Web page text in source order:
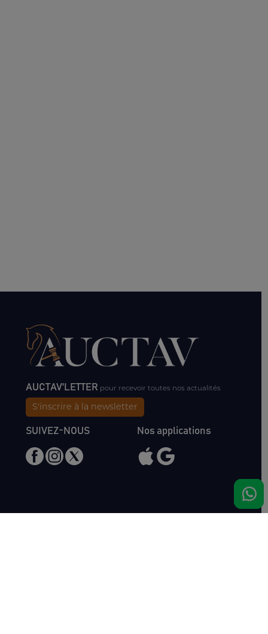
AUCTAV'LETTER pour recevoir toutes nos actualités
S'inscrire à la newsletter
SUIVEZ-NOUS Nos applications